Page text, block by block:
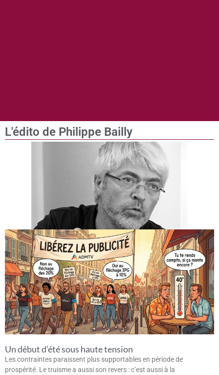
L'édito de Philippe Bailly
Un début d’été sous haute tension
Les contraintes paraissent plus supportables en période de
prospérité. Le truisme a aussi son revers : c’est aussi à la